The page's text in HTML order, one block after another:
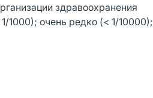
здравоохранения
1000); очень редко (< 1/10000);